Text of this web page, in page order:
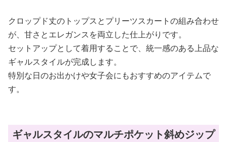
クロップド丈のトップスとプリーツスカートの組み合わせ
が、甘さとエレガンスを両立した仕上がりです。
セットアップとして着用することで、統一感のある上品な
ギャルスタイルが完成します。
特別な日のお出かけや女子会にもおすすめのアイテムで
す。
ギャルスタイルのマルチポケット斜めジップ